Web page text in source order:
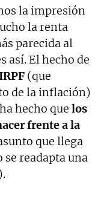
la impresión
la renta
parecida al
así. El hecho de
(que
de la inflación)
hecho que los
frente a la
que llega
readapta una